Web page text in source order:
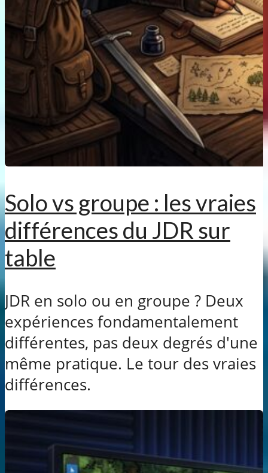
Solo vs groupe : les vraies
différences du JDR sur
table
JDR en solo ou en groupe ? Deux
expériences fondamentalement
différentes, pas deux degrés d'une
même pratique. Le tour des vraies
différences.